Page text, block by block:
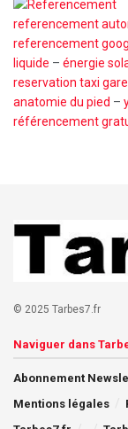
referencement
referencement
liquide – énergie
reservation taxi
anatomie du pied –
référencement
© 2025 Tarbes7.fr
Naviguer dans
Abonnement
Mentions légales